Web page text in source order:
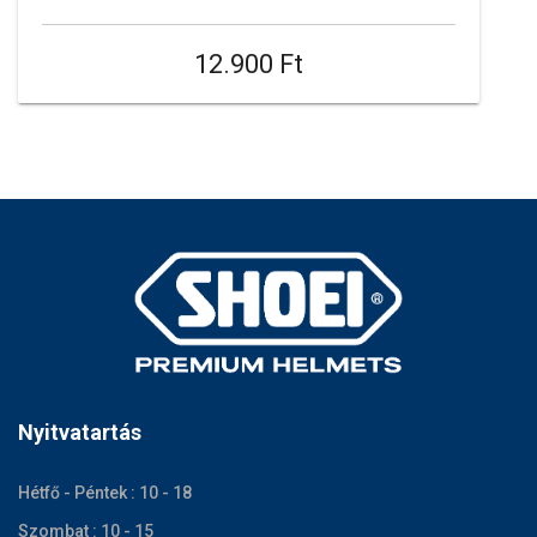
12.900 Ft
Nyitvatartás
Hétfő - Péntek : 10 - 18
Szombat : 10 - 15